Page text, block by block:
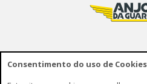
Consentimento do uso de Cookies